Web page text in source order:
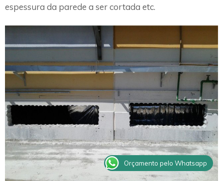
espessura da parede a ser cortada etc.
Orçamento pelo Whatsapp